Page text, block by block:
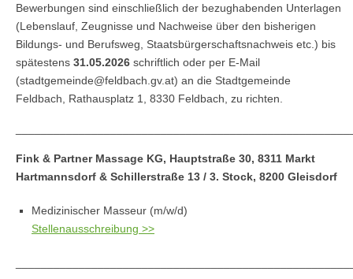
Bewerbungen sind einschließlich der bezughabenden Unterlagen
(Lebenslauf, Zeugnisse und Nachweise über den bisherigen
Bildungs- und Berufsweg, Staatsbürgerschaftsnachweis etc.) bis
spätestens 31.05.2026 schriftlich oder per E-Mail
(stadtgemeinde@feldbach.gv.at) an die Stadtgemeinde
Feldbach, Rathausplatz 1, 8330 Feldbach, zu richten.
Fink & Partner Massage KG, Hauptstraße 30, 8311 Markt
Hartmannsdorf & Schillerstraße 13 / 3. Stock, 8200 Gleisdorf
Medizinischer Masseur (m/w/d)
Stellenausschreibung >>